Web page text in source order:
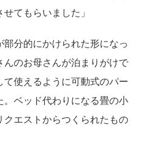
てもらいました」
部分的にかけられた形になっ
んのお母さんが泊まりがけで
使えるように可動式のパー
。ベッド代わりになる畳の小
クエストからつくられたもの